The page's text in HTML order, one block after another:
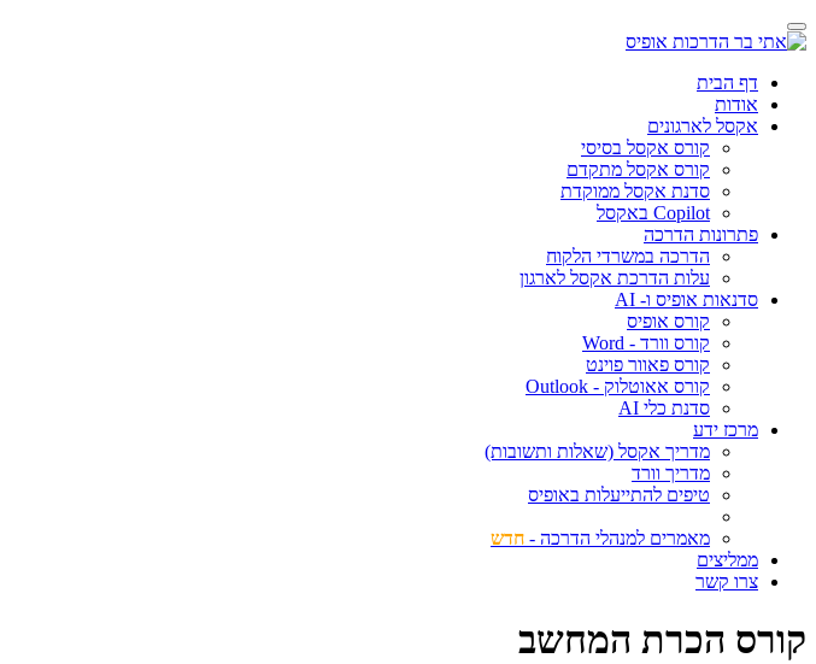
דף הבית
אודות
אקסל לארגונים
קורס אקסל בסיסי
קורס אקסל מתקדם
סדנת אקסל ממוקדת
Copilot באקסל
פתרונות הדרכה
הדרכה במשרדי הלקוח
עלות הדרכת אקסל לארגון
סדנאות אופיס ו- AI
קורס אופיס
קורס וורד - Word
קורס פאוור פוינט
קורס אאוטלוק - Outlook
סדנת כלי AI
מרכז ידע
מדריך אקסל (שאלות ותשובות)
מדריך וורד
טיפים להתייעלות באופיס
מאמרים למנהלי הדרכה - חדש
ממליצים
צרו קשר
קורס הכרת המחשב